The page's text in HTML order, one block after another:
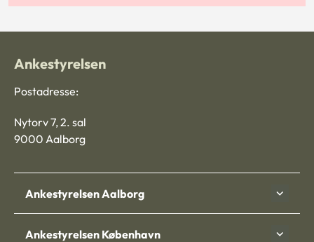
Ankestyrelsen
Postadresse:
Nytorv 7, 2. sal
9000 Aalborg
Ankestyrelsen Aalborg
Ankestyrelsen København